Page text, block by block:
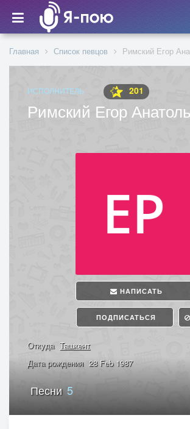
Главная Список певцов Римский Егор
ИСПОЛНИТЕЛЬ 201
Римский Егор
НАПИСАТЬ
ПОДПИСАТЬСЯ
Откуда Ташкент
Дата рождения 28 Feb 1987
Песни5